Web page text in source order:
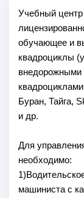
Учебный центр
обучающее и
квадроциклы
внедорожными
Буран, Тайга,
и др.
Для
необходимо:
машиниста с